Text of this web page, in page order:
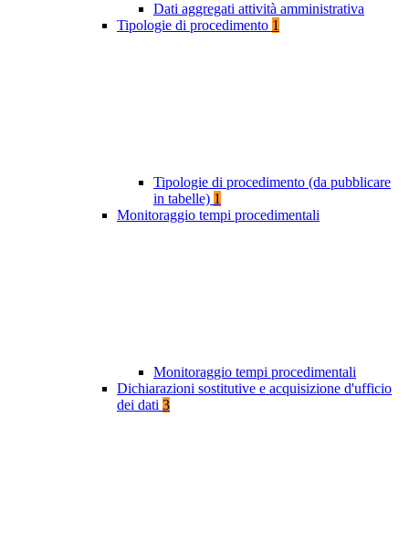
Dati aggregati attività amministrativa
Tipologie di procedimento 1
Tipologie di procedimento (da pubblicare
in tabelle) 1
Monitoraggio tempi procedimentali
Monitoraggio tempi procedimentali
Dichiarazioni sostitutive e acquisizione d'ufficio
dei dati 3